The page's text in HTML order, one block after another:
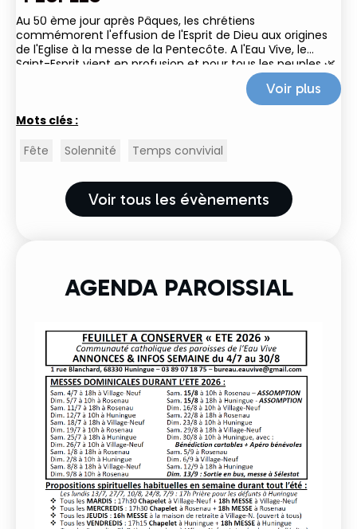
Au 50 ème jour après Pâques, les chrétiens
commémorent l'effusion de l'Esprit de Dieu aux origines
de l'Eglise à la messe de la Pentecôte. A l'Eau Vive, le
Saint-Esprit vient en profusion et pour tous les peuples 🌿
Voir plus
Mots clés :
Fête
Solennité Temps convivial
Voir tous les évènements
AGENDA PAROISSIAL